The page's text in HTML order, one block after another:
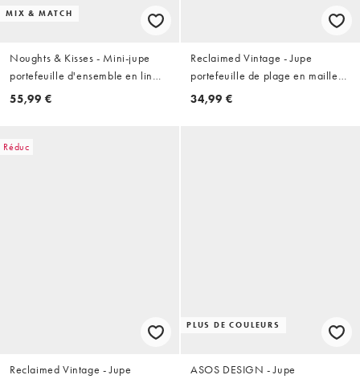
MIX & MATCH
Noughts & Kisses - Mini-jupe
portefeuille d'ensemble en lin
avec liens à nouer - Blanc
55,99 €
Reclaimed Vintage - Jupe
portefeuille de plage en maille
crochetée
34,99 €
Réduc
Reclaimed Vintage - Jupe
PLUS DE COULEURS
ASOS DESIGN - Jupe